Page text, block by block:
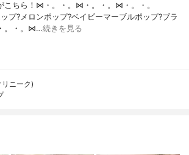
こちら！⋈・。・。⋈・。・。⋈・。・。
プ?メロンポップ?ベイビーマーブルポップ?ブラ
。・。⋈…続きを見る
ニーク)